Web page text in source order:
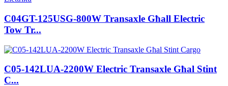
C04GT-125USG-800W Transaxle Għall Electric
Tow Tr...
C05-142LUA-2200W Electric Transaxle Għal Stint
C...